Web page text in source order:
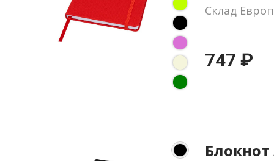
Склад
747 ₽